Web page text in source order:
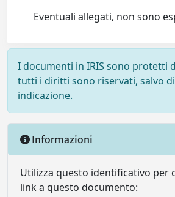
Eventuali allegati, non sono
I documenti in IRIS sono protetti
tutti i diritti sono riservati, salvo
indicazione.
Informazioni
Utilizza questo identificativo per
link a questo documento: